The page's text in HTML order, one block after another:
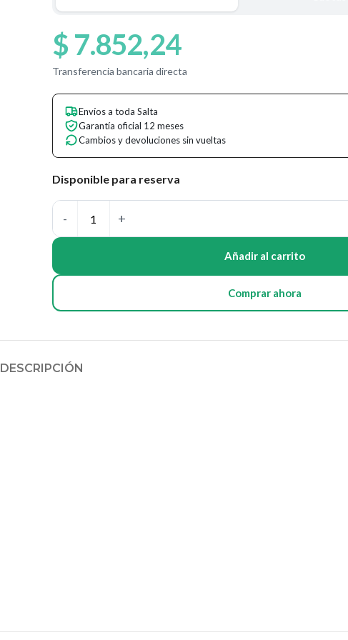
$ 7.852,24
Transferencia bancaria directa
Envíos a toda Salta
Garantía oficial 12 meses
Cambios y devoluciones sin vueltas
Disponible para reserva
Añadir al carrito
Comprar ahora
DESCRIPCIÓN